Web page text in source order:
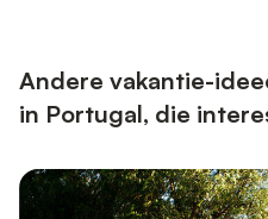
tuin terwijl je...
Andere vakantie-
in Portugal, die